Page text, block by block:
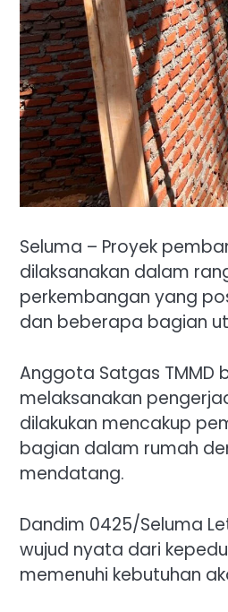
Seluma – Proyek
dilaksanakan dalam
perkembangan yang
dan beberapa bagian
Anggota Satgas
melaksanakan
dilakukan mencakup
bagian dalam rumah
mendatang.
Dandim 0425/Seluma
wujud nyata dari
memenuhi kebutuhan